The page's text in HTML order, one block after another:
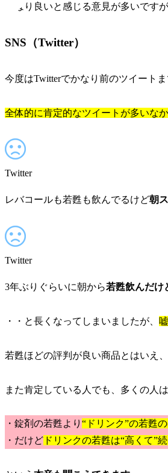
やはり良いと感じる意見が多いですが
SNS（Twitter）
今度はTwitterでかなり前のツイートま
全体的に肯定的なツイートが多いな
Twitter
レバコールも若甦も飲んでるけど朝
Twitter
3年ぶりぐらいに朝から若甦飲んだけ
・・と長くなってしまいましたが、
若甦ほどの評判が良い商品とはいえ
また肯定している人でも、多くの人は
・錠剤の若甦より “ドリンク”の若甦
・だけど ドリンクの若甦は“高くて”